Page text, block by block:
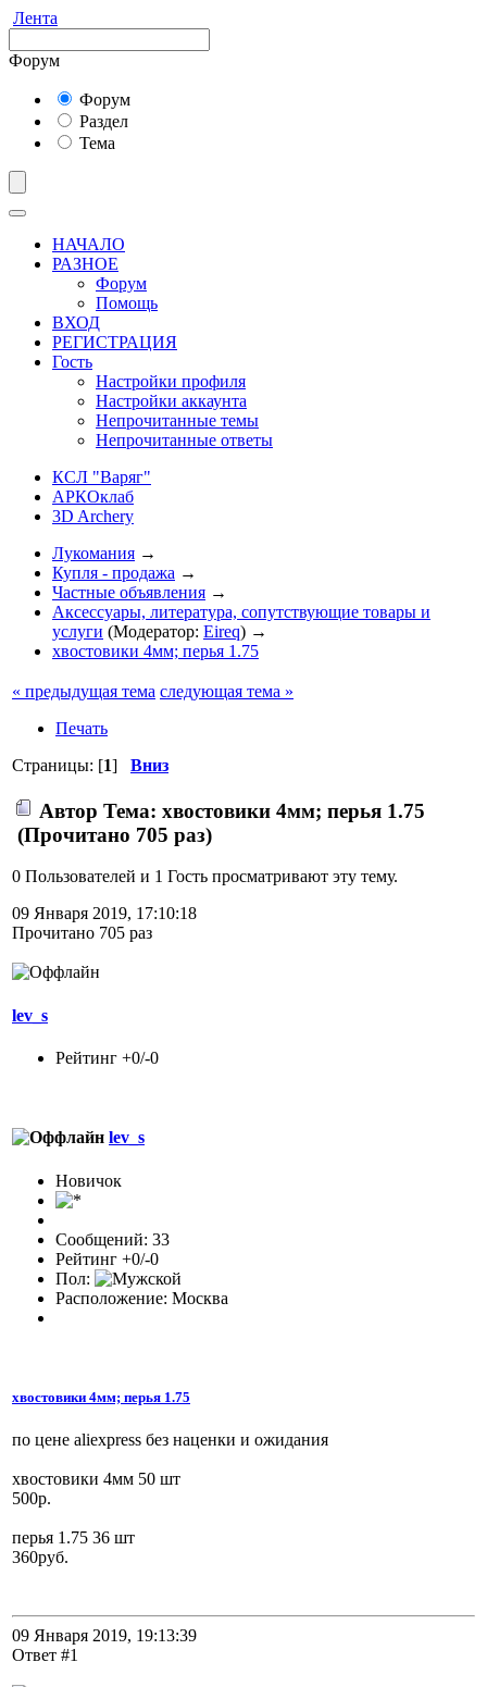
Лента
Форум
Форум
Раздел
Тема
НАЧАЛО
РАЗНОЕ
Форум
Помощь
ВХОД
РЕГИСТРАЦИЯ
Гость
Настройки профиля
Настройки аккаунта
Непрочитанные темы
Непрочитанные ответы
КСЛ "Варяг"
АРКОклаб
3D Archery
Лукомания →
Купля - продажа →
Частные объявления →
Аксессуары, литература, сопутствующие товары и
услуги (Модератор: Eireq) →
хвостовики 4мм; перья 1.75
« предыдущая тема следующая тема »
Печать
Страницы: [1] Вниз
Автор Тема: хвостовики 4мм; перья 1.75
(Прочитано 705 раз)
0 Пользователей и 1 Гость просматривают эту тему.
09 Января 2019, 17:10:18
Прочитано 705 раз
lev_s
Рейтинг +0/-0
lev_s
Новичок
Сообщений: 33
Рейтинг +0/-0
Пол:
Расположение: Москва
хвостовики 4мм; перья 1.75
по цене aliexpress без наценки и ожидания
хвостовики 4мм 50 шт
500р.
перья 1.75 36 шт
360руб.
09 Января 2019, 19:13:39
Ответ #1